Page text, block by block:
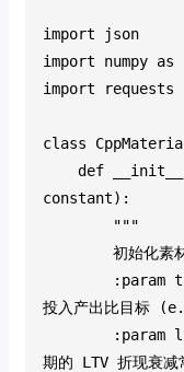
import json
import numpy as
import requests
class
constant):
"""
初始化素材
投入产出比目标
期的 LTV 折现衰减